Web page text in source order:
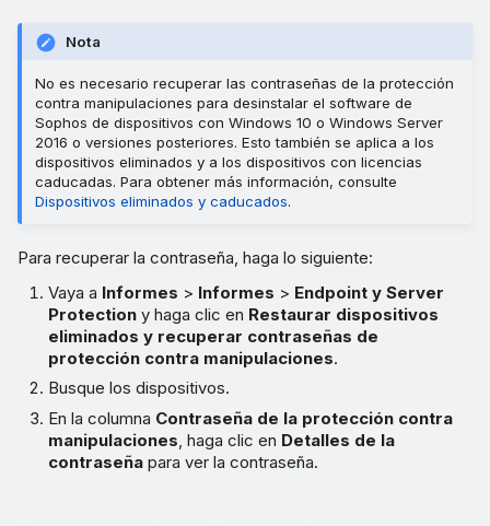
Nota
No es necesario recuperar las contraseñas de la protección
contra manipulaciones para desinstalar el software de
Sophos de dispositivos con Windows 10 o Windows Server
2016 o versiones posteriores. Esto también se aplica a los
dispositivos eliminados y a los dispositivos con licencias
caducadas. Para obtener más información, consulte
Dispositivos eliminados y caducados.
Para recuperar la contraseña, haga lo siguiente:
Vaya a Informes > Informes > Endpoint y Server
Protection y haga clic en Restaurar dispositivos
eliminados y recuperar contraseñas de
protección contra manipulaciones.
Busque los dispositivos.
En la columna Contraseña de la protección contra
manipulaciones , haga clic en Detalles de la
contraseña para ver la contraseña.